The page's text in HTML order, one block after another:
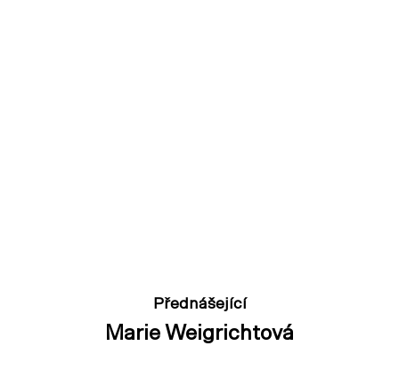
Přednášející
Marie Weigrichtová